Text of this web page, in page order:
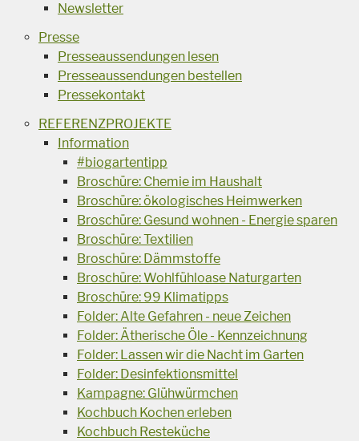
Newsletter
Presse
Presseaussendungen lesen
Presseaussendungen bestellen
Pressekontakt
REFERENZPROJEKTE
Information
#biogartentipp
Broschüre: Chemie im Haushalt
Broschüre: ökologisches Heimwerken
Broschüre: Gesund wohnen - Energie sparen
Broschüre: Textilien
Broschüre: Dämmstoffe
Broschüre: Wohlfühloase Naturgarten
Broschüre: 99 Klimatipps
Folder: Alte Gefahren - neue Zeichen
Folder: Ätherische Öle - Kennzeichnung
Folder: Lassen wir die Nacht im Garten
Folder: Desinfektionsmittel
Kampagne: Glühwürmchen
Kochbuch Kochen erleben
Kochbuch Resteküche